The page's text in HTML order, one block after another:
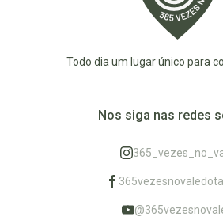
Todo dia um lugar único para
Nos siga nas redes